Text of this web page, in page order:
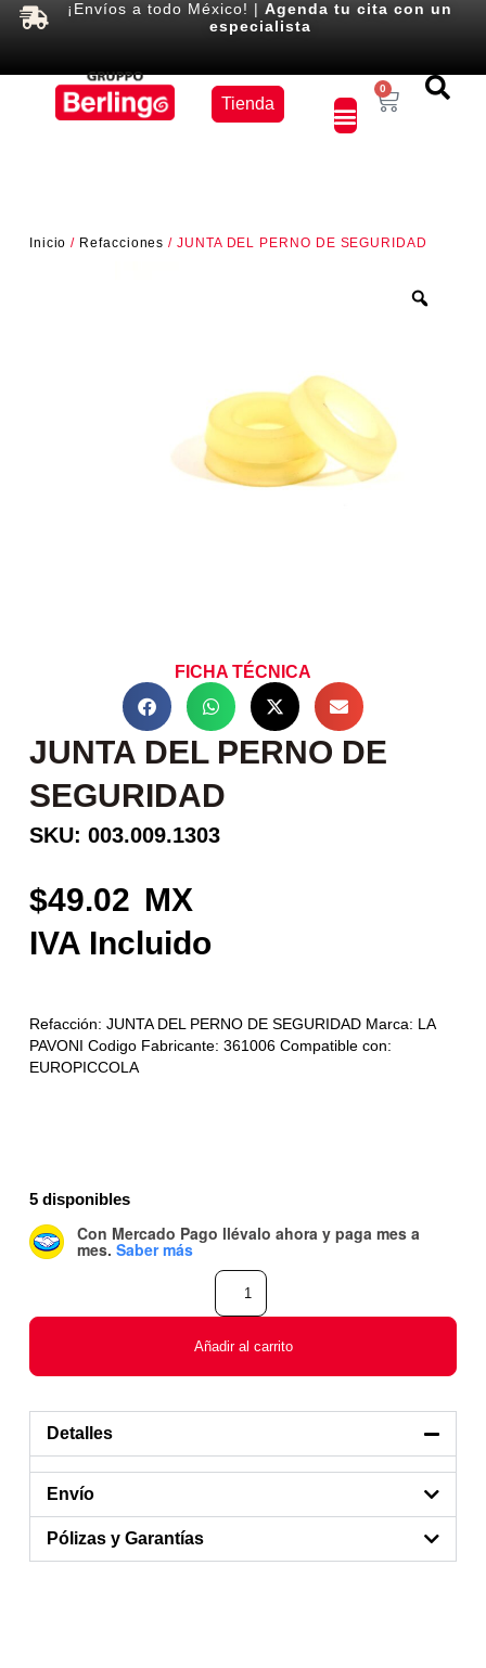
¡Envíos a todo México! |Agenda tu cita con un
especialista
Tienda
0
Inicio / Refacciones / JUNTA DEL PERNO DE SEGURIDAD
FICHA TÉCNICA
JUNTA DEL PERNO DE
SEGURIDAD
SKU: 003.009.1303
49.02
Refacción: JUNTA DEL PERNO DE SEGURIDAD Marca: LA
PAVONI Codigo Fabricante: 361006 Compatible con:
EUROPICCOLA
5 disponibles
Con Mercado Pago llévalo ahora y paga mes a
mes. Saber más
Añadir al carrito
Detalles
Envío
Pólizas y Garantías